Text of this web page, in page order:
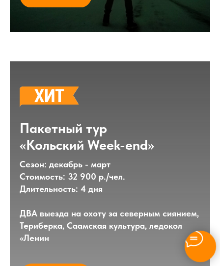
Пакетный тур
«Кольский Week-end»
Сезон: декабрь - март
Стоимость: 32 900 р./чел.
Длительность: 4 дня
ДВА выезда на охоту за северным сиянием,
Териберка, Саамская культура, ледокол
«Ленин